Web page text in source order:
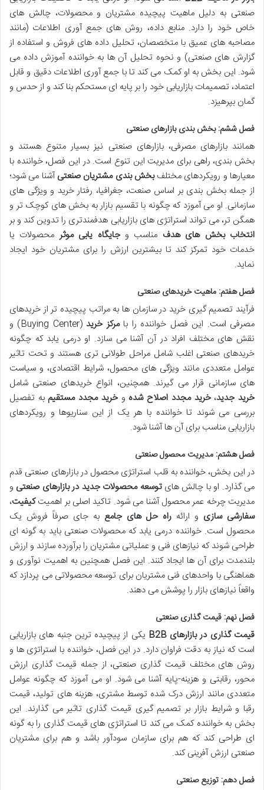
صنعتی به دلیل ماهیت پیچیده مشتریان و محصولات، چالش های
خاص خود را دارد. منابع داده، روش های جمع آوری اطلاعات (مانند
مصاحبه های عمیق با متخصصان، تحلیل داده های فروش و استفاده از
گزارش های صنعتی) و نحوه تحلیل آن ها به خواننده آموزش داده می
شود. این بخش به او کمک می کند تا با جمع آوری اطلاعات دقیق و قابل
اعتماد، تصمیمات بازاریابی خود را بر پایه ای مستحکم بنا کند و از حدس و
گمان بپرهیزد.
فصل ششم: بخش بندی بازارهای صنعتی
همانند بازارهای مصرفی، بازارهای صنعتی نیز بسیار متنوع هستند و
بخش بندی، راهی برای مدیریت این تنوع است. در این فصل، خواننده با
معیارها و رویکردهای مختلفبخش بندی مشتریان صنعتیآشنا می شود؛
از جمله بخش بندی بر اساس صنعت، جغرافیا، رفتار خرید و ویژگی های
سازمانی. او می آموزد که چگونه با تقسیم بازار به بخش های کوچک تر و
همگن تر، می تواند استراتژی های بازاریابی هدفمندتری را تدوین کند و بر
انتخاب بخش های هدف مناسب وجایگاه یابی موثرمحصولات یا
خدمات خود تمرکز کند تا بیشترین ارزش را برای مشتریان خود ایجاد
نماید.
فصل هفتم: ماهیت خریدهای صنعتی
فرآیند تصمیم گیری خرید در سازمان ها به مراتب پیچیده تر از خریدهای
مصرفی است. این فصل خواننده را بامرکز خرید
(Buying Center) و
نقش های مختلف افراد در آن آشنا می سازد. او درمی یابد که چگونه
خریدهای صنعتی اغلب شامل مراحل طولانی تری هستند و تحت تاثیر
عوامل متعددی مانند ویژگی های محصول، شرایط اقتصادی، و سیاست
های سازمانی قرار می گیرند. همچنین، انواع خریدهای صنعتی شامل
خرید جدید،خرید مجدد اصلاح شده وخرید مجدد مستقیم به تفصیل
بررسی می شوند تا خواننده با هر یک از این سناریوها و رویکردهای
بازاریابی مناسب برای آن ها آشنا شود.
فصل هشتم: مدیریت محصول صنعتی
در این بخش، خواننده به قلب استراتژی محصول در بازارهای صنعتی قدم
می گذارد. او با چالش هایتوسعه محصولات جدید در بازارهای صنعتی و
مدیریت چرخه عمر محصول آشنا می شود. تاکید اصلی بر اهمیتکیفیت،
سفارشی سازی و ارائه راه حل های جامع به جای صرفاً فروش یک
محصول است. خواننده درمی یابد که محصولات صنعتی باید به گونه ای
طراحی شوند که نیازهای فنی و عملیاتی مشتریان را برآورده سازند و ارزش
بلندمدت برای آن ها ایجاد کنند. این فصل همچنین به اهمیت نوآوری و
هماهنگی با واحدهای فنی مشتریان برای توسعه محصولاتی می پردازد که
واقعاً نیازهای بازار را پوشش می دهند.
فصل نهم: قیمت گذاری صنعتی
قیمت گذاری در بازارهای B2B
یکی از پیچیده ترین جنبه های بازاریابی
است که نیاز به دقت فراوان دارد. در این فصل، خواننده با استراتژی ها و
روش های مختلف قیمت گذاری صنعتی، از جمله قیمت گذاری ارزش
محور، رقابتی و هزینه-پایه آشنا می شود. او می آموزد که چگونه عوامل
متعددی مانند ارزش درک شده توسط مشتری، هزینه های تولید، قیمت
رقبا و شرایط بازار بر تصمیم گیری قیمت گذاری تاثیر می گذارند. این
بخش به خواننده کمک می کند تا استراتژی های قیمت گذاری را به گونه
ای طراحی کند که هم برای سازمان سودآور باشد و هم برای مشتریان
صنعتی ارزش آفرینی کند.
فصل دهم: توزیع صنعتی